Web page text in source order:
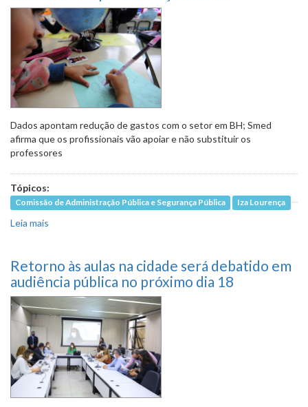
Dados apontam redução de gastos com o setor em BH; Smed
afirma que os profissionais vão apoiar e não substituir os
professores
Tópicos:
Comissão de Administração Pública e Segurança Pública Iza Lourença
Leia mais
Retorno às aulas na cidade será debatido em
audiência pública no próximo dia 18